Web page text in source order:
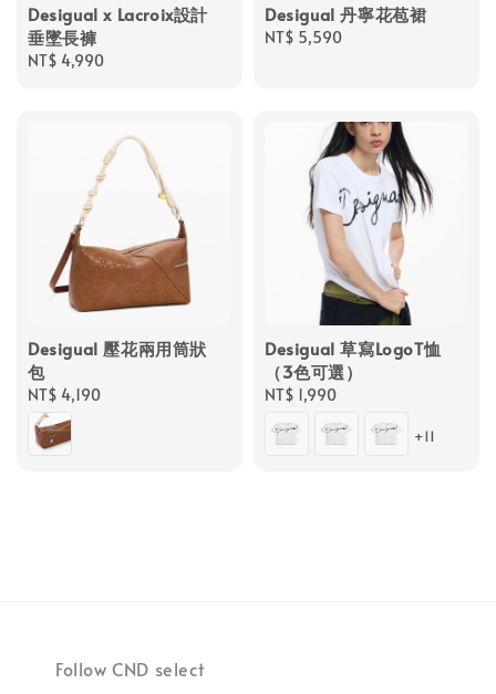
Desigual x Lacroix設計
垂墜長褲
Regular
NT$ 4,990
Desigual 丹寧花苞裙
Regular
NT$ 5,590
Desigual 壓花兩用筒狀
包
Regular
price
NT$ 4,190
Desigual 草寫LogoT恤
（3色可選）
Regular
NT$ 1,990
+11
Follow CND select